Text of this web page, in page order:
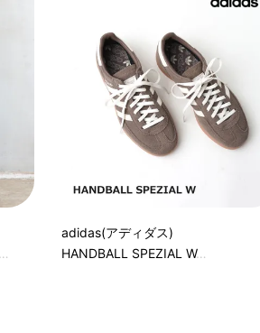
adidas(アディダス)
HANDBALL SPEZIAL W